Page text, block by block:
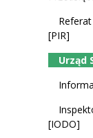
[PIR]
Urząd
[IODO]